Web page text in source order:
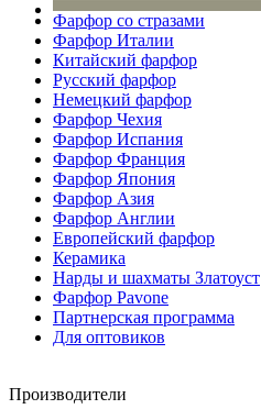
Фарфор со стразами
Фарфор Италии
Китайский фарфор
Русский фарфор
Немецкий фарфор
Фарфор Чехия
Фарфор Испания
Фарфор Франция
Фарфор Япония
Фарфор Азия
Фарфор Англии
Европейский фарфор
Керамика
Нарды и шахматы Златоуст
Фарфор Pavone
Партнерская программа
Для оптовиков
Производители